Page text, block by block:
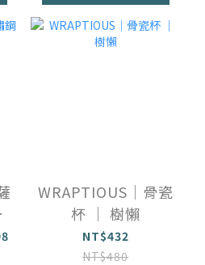
WRAPTIOUS｜骨瓷
杯 ｜ 樹懶
NT$432
NT$480